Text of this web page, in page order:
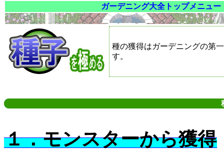
ガーデニング大全トップメニュー
種の獲得はガーデニングの第
す。
１．モンスターから獲得